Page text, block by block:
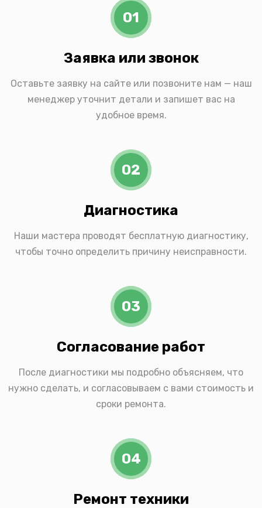
01
Заявка или звонок
Оставьте заявку на сайте или позвоните нам — наш
менеджер уточнит детали и запишет вас на
удобное время.
02
Диагностика
Наши мастера проводят бесплатную диагностику,
чтобы точно определить причину неисправности.
03
Согласование работ
После диагностики мы подробно объясняем, что
нужно сделать, и согласовываем с вами стоимость и
сроки ремонта.
04
Ремонт техники